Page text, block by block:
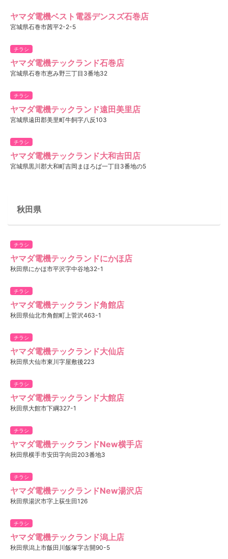
ヤマダ電機ベスト電器デンスズ石巻店
宮城県石巻市茜平2-2-5
チラシ
ヤマダ電機テックランド石巻店
宮城県石巻市恵み野三丁目3番地32
チラシ
ヤマダ電機テックランド遠田美里店
宮城県遠田郡美里町牛飼字八反103
チラシ
ヤマダ電機テックランド大和吉田店
宮城県黒川郡大和町吉岡まほろば一丁目3番地の5
秋田県
チラシ
ヤマダ電機テックランドにかほ店
秋田県にかほ市平沢字中谷地32-1
チラシ
ヤマダ電機テックランド角館店
秋田県仙北市角館町上菅沢463-1
チラシ
ヤマダ電機テックランド大仙店
秋田県大仙市東川字屋敷後223
チラシ
ヤマダ電機テックランド大館店
秋田県大館市下綱327-1
チラシ
ヤマダ電機テックランドNew横手店
秋田県横手市安田字向田203番地3
チラシ
ヤマダ電機テックランドNew湯沢店
秋田県湯沢市字上荻生田126
チラシ
ヤマダ電機テックランド潟上店
秋田県潟上市飯田川飯塚字古開90-5